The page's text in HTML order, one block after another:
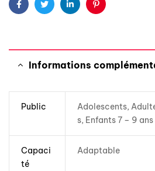
FacebookTwitterLinkedinPinterest
Informations
Public
Adolescents,
s, Enfants 7 – 9 ans
Capaci
té
Adaptable